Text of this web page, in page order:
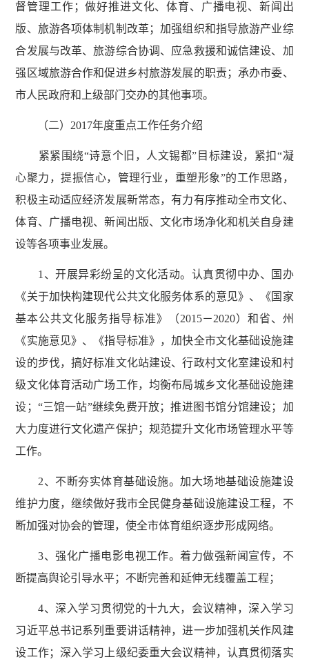
督管理工作；做好推进文化、体育、广播电视、新闻出
版、旅游各项体制机制改革；加强组织和指导旅游产业综
合发展与改革、旅游综合协调、应急救援和诚信建设、加
强区域旅游合作和促进乡村旅游发展的职责；承办市委、
市人民政府和上级部门交办的其他事项。
（二）2017年度重点工作任务介绍
紧紧围绕“诗意个旧，人文锡都”目标建设，紧扣“凝
心聚力，提振信心，管理行业，重塑形象”的工作思路，
积极主动适应经济发展新常态，有力有序推动全市文化、
体育、广播电视、新闻出版、文化市场净化和机关自身建
设等各项事业发展。
1、开展异彩纷呈的文化活动。认真贯彻中办、国办
《关于加快构建现代公共文化服务体系的意见》、《国家
基本公共文化服务指导标准》（2015－2020）和省、州
《实施意见》、《指导标准》，加快全市文化基础设施建
设的步伐，搞好标准文化站建设、行政村文化室建设和村
级文化体育活动广场工作，均衡布局城乡文化基础设施建
设；“三馆一站”继续免费开放；推进图书馆分馆建设；加
大力度进行文化遗产保护；规范提升文化市场管理水平等
工作。
2、不断夯实体育基础设施。加大场地基础设施建设
维护力度，继续做好我市全民健身基础设施建设工程，不
断加强对协会的管理，使全市体育组织逐步形成网络。
3、强化广播电影电视工作。着力做强新闻宣传，不
断提高舆论引导水平；不断完善和延伸无线覆盖工程；
4、深入学习贯彻党的十九大，会议精神，深入学习
习近平总书记系列重要讲话精神，进一步加强机关作风建
设工作；深入学习上级纪委重大会议精神，认真贯彻落实